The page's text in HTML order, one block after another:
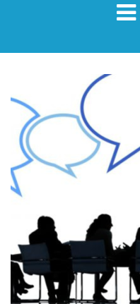
Structura,
Organigrama
și
efectivul
limită
Primăriei
Dispoziţiile
primarului